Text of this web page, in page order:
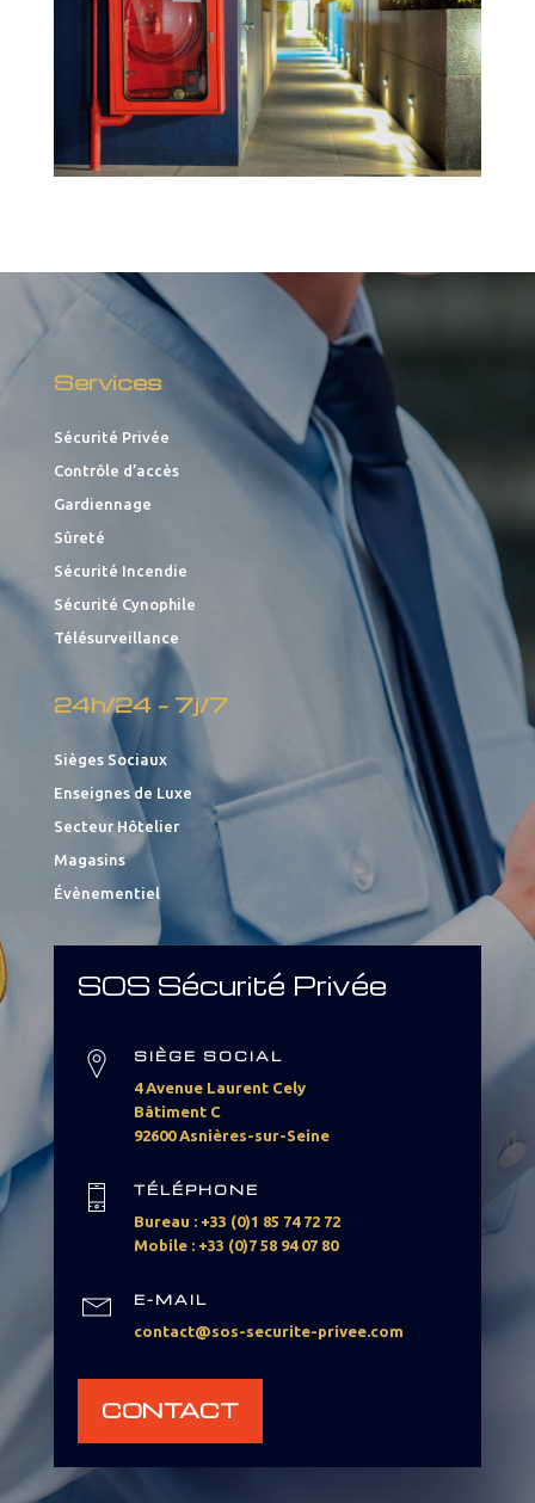
Services
Sécurité Privée
Contrôle d’accès
Gardiennage
Sûreté
Sécurité Incendie
Sécurité Cynophile
Télésurveillance
24h/24 – 7j/7
Sièges Sociaux
Enseignes de Luxe
Secteur Hôtelier
Magasins
Évènementiel
SOS Sécurité Privée
SIÈGE SOCIAL
4 Avenue Laurent Cely
Bâtiment C
92600 Asnières-sur-Seine
TÉLÉPHONE
Bureau : +33 (0)1 85 74 72 72
Mobile : +33 (0)7 58 94 07 80
E-MAIL
contact@sos-securite-privee.com
CONTACT